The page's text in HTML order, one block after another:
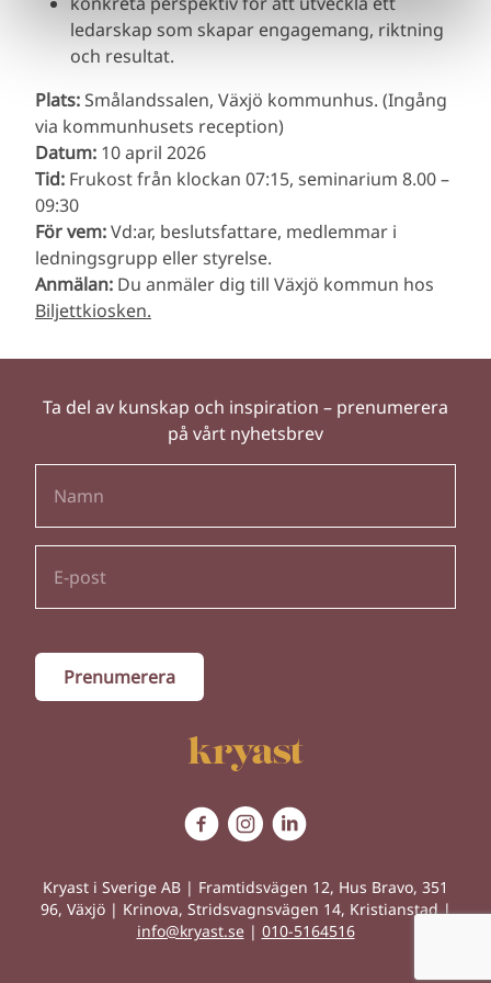
ledarskap som skapar engagemang, riktning
och resultat.
Plats:Smålandssalen, Växjö kommunhus. (Ingång
via kommunhusets reception)
Datum: 10 april 2026
Tid: Frukost från klockan 07:15, seminarium 8.00 –
09:30
För vem:Vd:ar, beslutsfattare, medlemmar i
ledningsgrupp eller styrelse.
Anmälan: Du anmäler dig till Växjö kommun hos
Biljettkiosken.
Ta del av kunskap och inspiration – prenumerera
på vårt nyhetsbrev
Kryast i Sverige AB | Framtidsvägen 12, Hus Bravo, 351
96, Växjö | Krinova, Stridsvagnsvägen 14, Kristianstad |
info@kryast.se| 010-5164516